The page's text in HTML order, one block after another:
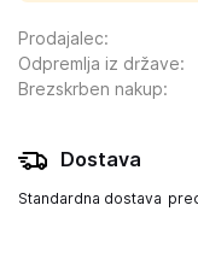
Prodajalec:
Odpremlja iz države:
Brezskrben nakup:
Dostava
Standardna dostava